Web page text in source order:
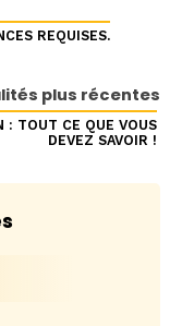
REQUISES.
plus récentes
: TOUT CE QUE VOUS
DEVEZ SAVOIR !